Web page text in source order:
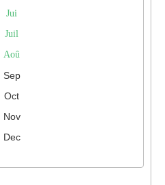
Jui
Juil
Aoû
Sep
Oct
Nov
Dec